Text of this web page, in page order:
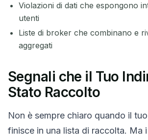
Violazioni di dati che espongono
utenti
Liste di broker che combinano e
aggregati
Segnali che il Tuo
Stato Raccolto
Non è sempre chiaro quando il
finisce in una lista di raccolta. Ma